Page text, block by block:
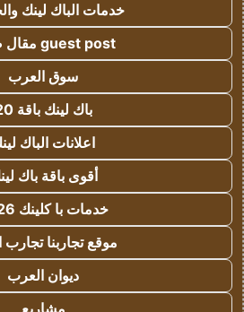
خدمات الباك لينك
guest post مقال ضيف
سوق العرب
باك لينك باقة 20
اعلانات الباك
أقوى باقة باك
خدمات با كلينك 2026
موقع تجاربنا تجارب
ديوان العرب
مشاريع